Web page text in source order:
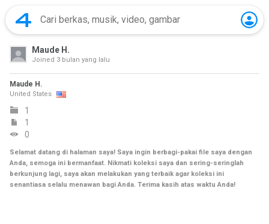
Maude H.
Joined 3 bulan yang lalu
Maude H.
United States
1
1
0
Selamat datang di halaman saya! Saya ingin berbagi-pakai file saya dengan
Anda, semoga ini bermanfaat. Nikmati koleksi saya dan sering-seringlah
berkunjung lagi, saya akan melakukan yang terbaik agar koleksi ini
senantiasa selalu menawan bagi Anda. Terima kasih atas waktu Anda!